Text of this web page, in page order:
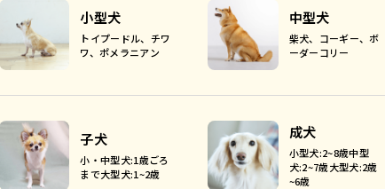
小型犬
トイプードル、チワ
ワ、ポメラニアン
中型犬
柴犬、コーギー、ボ
ーダーコリー
子犬
小・中型犬:1歳ごろ
まで大型犬:1~2歳
成犬
小型犬:2~8歳中型
犬:2~7歳大型犬:2歳
~6歳